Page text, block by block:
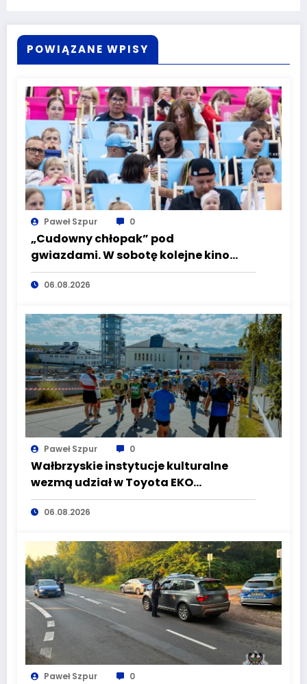
POWIĄZANE WPISY
Paweł Szpur 0
„Cudowny chłopak” pod
gwiazdami. W sobotę kolejne kino
plenerowe w Aqua Zdroju
06.08.2026
Paweł Szpur 0
Wałbrzyskie instytucje kulturalne
wezmą udział w Toyota EKO
Półmaraton Wałbrzych
06.08.2026
Paweł Szpur 0